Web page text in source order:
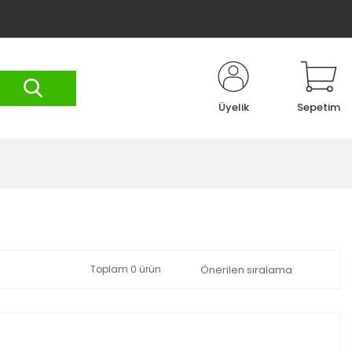
Üyelik Sepetim
Toplam 0 ürün